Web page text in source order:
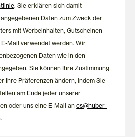
. Sie erklären sich damit
Daten zum Zweck der
mit Werbeinhalten, Gutscheinen
Mail verwendet werden. Wir
Daten wie in den
Sie können Ihre Zustimmung
Ihre Präferenzen ändern, indem Sie
am Ende jeder unserer
oder uns eine E-Mail ancs@huber-